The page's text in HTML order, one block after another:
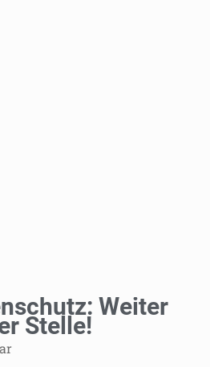
Weiter
Stelle!